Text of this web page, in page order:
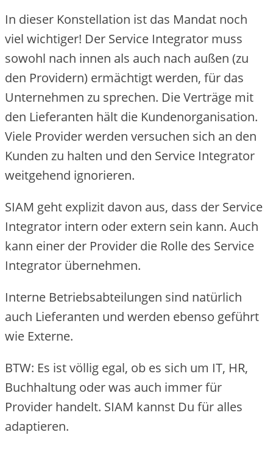
In dieser Konstellation ist das Mandat noch
viel wichtiger! Der Service Integrator muss
sowohl nach innen als auch nach außen (zu
den Providern) ermächtigt werden, für das
Unternehmen zu sprechen. Die Verträge mit
den Lieferanten hält die Kundenorganisation.
Viele Provider werden versuchen sich an den
Kunden zu halten und den Service Integrator
weitgehend ignorieren.
SIAM geht explizit davon aus, dass der Service
Integrator intern oder extern sein kann. Auch
kann einer der Provider die Rolle des Service
Integrator übernehmen.
Interne Betriebsabteilungen sind natürlich
auch Lieferanten und werden ebenso geführt
wie Externe.
BTW: Es ist völlig egal, ob es sich um IT, HR,
Buchhaltung oder was auch immer für
Provider handelt. SIAM kannst Du für alles
adaptieren.